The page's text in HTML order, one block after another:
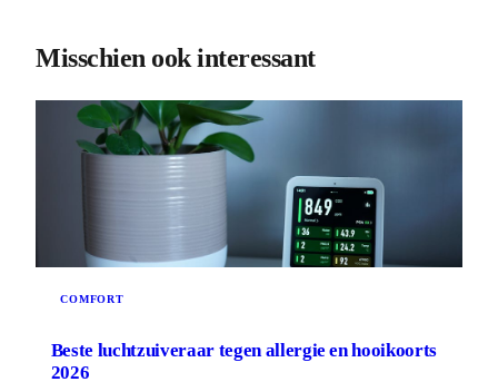
Misschien ook interessant
COMFORT
Beste luchtzuiveraar tegen allergie en hooikoorts
2026